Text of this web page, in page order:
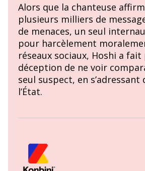
Alors que la chanteuse
plusieurs milliers de
de menaces, un seul
pour harcèlement
réseaux sociaux, Hoshi a
déception de ne voir
seul suspect, en
l’État.